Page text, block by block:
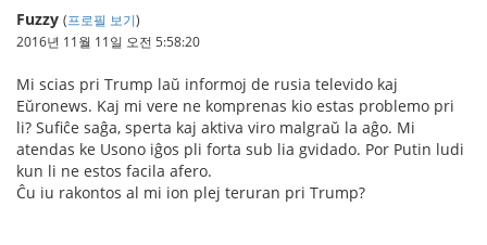
Fuzzy (프로필 보기)
2016년 11월 11일 오전 5:58:20
Mi scias pri Trump laŭ informoj de rusia televido kaj
Eŭronews. Kaj mi vere ne komprenas kio estas problemo pri
li? Sufiĉe saĝa, sperta kaj aktiva viro malgraŭ la aĝo. Mi
atendas ke Usono iĝos pli forta sub lia gvidado. Por Putin ludi
kun li ne estos facila afero.
Ĉu iu rakontos al mi ion plej teruran pri Trump?